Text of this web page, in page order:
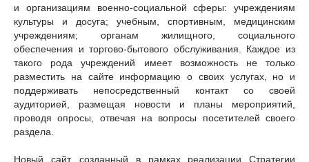
и организациям военно-социальной сферы: учреждениям
культуры и досуга; учебным, спортивным, медицинским
учреждениям; органам жилищного, социального
обеспечения и торгово-бытового обслуживания. Каждое из
такого рода учреждений имеет возможность не только
разместить на сайте информацию о своих услугах, но и
поддерживать непосредственный контакт со своей
аудиторией, размещая новости и планы мероприятий,
проводя опросы, отвечая на вопросы посетителей своего
раздела.
Новый сайт, созданный в рамках реализации Стратегии